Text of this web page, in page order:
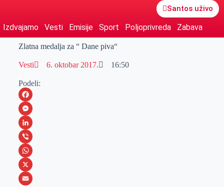
Santos uživo
Izdvajamo Vesti Emisije Sport Poljoprivreda Zabava
Zlatna medalja za “ Dane piva“
Vesti 6. oktobar 2017. 16:50
Podeli:
F
a
c
e
b
o
M
e
s
s
e
L
i
n
k
V
i
b
W
h
X